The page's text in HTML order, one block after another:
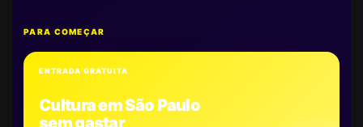
PARA COMEÇAR
ENTRADA GRATUITA
Cultura em São Paulo
sem gastar